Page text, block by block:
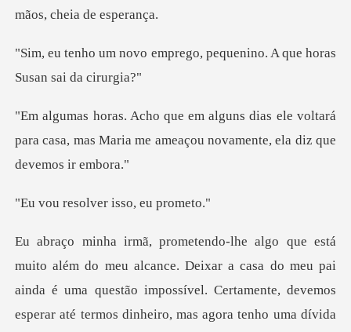
rego, pequenino. A que hor
ele voltará
para casa, mas Maria me ameaçou
olver isso,
questão impossível. Certamente, devemos
esperar até termos dinheiro, mas agora tenho uma dívida